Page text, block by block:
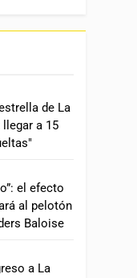
de La
a 15
el efecto
al pelotón
Baloise
a La